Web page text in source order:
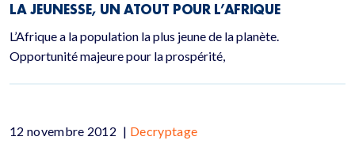
LA JEUNESSE, UN ATOUT POUR L’AFRIQUE
L’Afrique a la population la plus jeune de la planète.
Opportunité majeure pour la prospérité,
12 novembre 2012 | Decryptage